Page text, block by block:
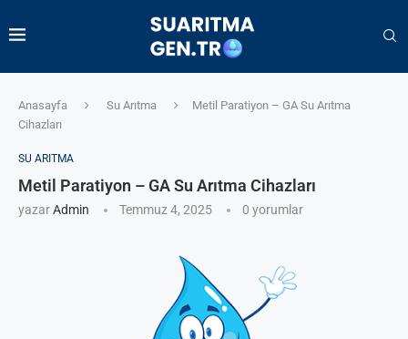
Anasayfa Su Arıtma
Metil Paratiyon – GA Su Arıtma
Cihazları
SU ARITMA
Metil Paratiyon – GA Su Arıtma Cihazları
yazarAdmin Temmuz 4, 2025 0 yorumlar